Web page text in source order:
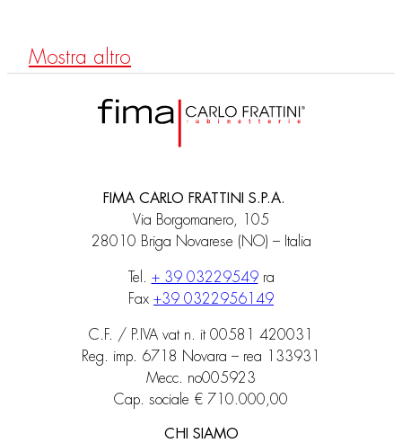
Mostra altro
FIMA CARLO FRATTINI S.P.A.
Via Borgomanero, 105
28010 Briga Novarese (NO) – Italia
Tel. + 39 03229549ra
Fax +39 0322956149
C.F. / P.IVA vat n. it 00581 420031
Reg. imp. 6718 Novara – rea 133931
Mecc. no005923
Cap. sociale € 710.000,00
CHI SIAMO